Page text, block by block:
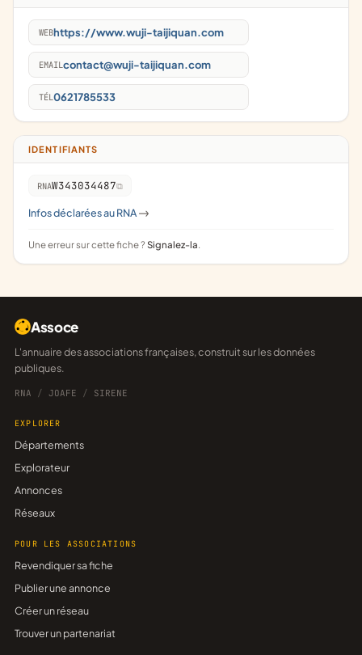
WEBhttps://www.wuji-taijiquan.com
EMAILcontact@wuji-taijiquan.com
TÉL0621785533
IDENTIFIANTS
RNAW343034487
Infos déclarées au RNA ->
Une erreur sur cette fiche ? Signalez-la.
Assoce
L'annuaire des associations françaises, construit sur les données
publiques.
RNA / JOAFE / SIRENE
EXPLORER
Départements
Explorateur
Annonces
Réseaux
POUR LES ASSOCIATIONS
Revendiquer sa fiche
Publier une annonce
Créer un réseau
Trouver un partenariat